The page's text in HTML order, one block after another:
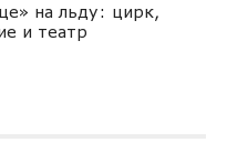
на льду: цирк,
и театр